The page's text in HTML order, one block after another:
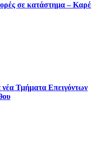
σε κατάστημα – Καρέ
Τμήματα Επειγόντων